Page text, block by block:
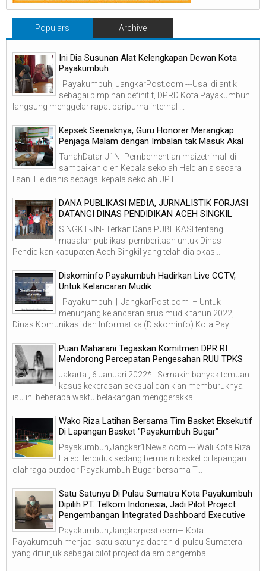
Populars Archive
Ini Dia Susunan Alat Kelengkapan Dewan Kota
Payakumbuh
Payakumbuh, JangkarPost.com ---Usai dilantik
sebagai pimpinan definitif, DPRD Kota Payakumbuh
langsung menggelar rapat paripurna internal ...
Kepsek Seenaknya, Guru Honorer Merangkap
Penjaga Malam dengan Imbalan tak Masuk Akal
TanahDatar-J1N- Pemberhentian maizetrimal di
sampaikan oleh Kepala sekolah Heldianis secara
lisan. Heldianis sebagai kepala sekolah UPT ...
DANA PUBLIKASI MEDIA, JURNALISTIK FORJASI
DATANGI DINAS PENDIDIKAN ACEH SINGKIL
SINGKIL-JN- Terkait Dana PUBLIKASI tentang
masalah publikasi pemberitaan untuk Dinas
Pendidikan kabupaten Aceh Singkil yang telah dialokas...
Diskominfo Payakumbuh Hadirkan Live CCTV,
Untuk Kelancaran Mudik
Payakumbuh | JangkarPost.com – Untuk
menunjang kelancaran arus mudik tahun 2022,
Dinas Komunikasi dan Informatika (Diskominfo) Kota Pay...
Puan Maharani Tegaskan Komitmen DPR RI
Mendorong Percepatan Pengesahan RUU TPKS
Jakarta , 6 Januari 2022* - Semakin banyak temuan
kasus kekerasan seksual dan kian memburuknya
isu ini beberapa waktu belakangan menggerakka...
Wako Riza Latihan Bersama Tim Basket Eksekutif
Di Lapangan Basket "Payakumbuh Bugar"
Payakumbuh,Jangkar1News.com --- Wali Kota Riza
Falepi terciduk sedang bermain basket di lapangan
olahraga outdoor Payakumbuh Bugar bersama T...
Satu Satunya Di Pulau Sumatra Kota Payakumbuh
Dipilih PT. Telkom Indonesia, Jadi Pilot Project
Pengembangan Integrated Dashboard Executive
Payakumbuh,Jangkarpost.com— Kota
Payakumbuh menjadi satu-satunya daerah di pulau Sumatera
yang ditunjuk sebagai pilot project dalam pengemba...